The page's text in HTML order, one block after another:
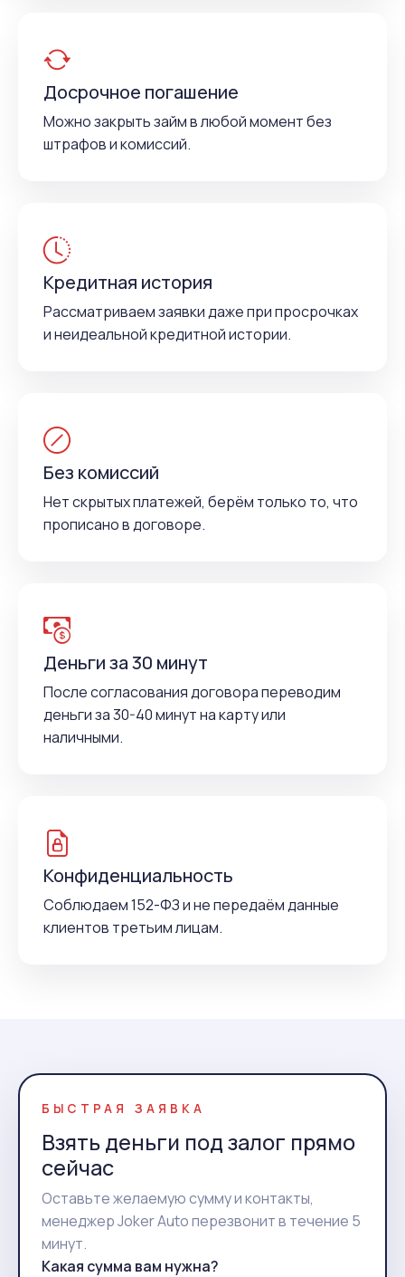
Досрочное погашение
Можно закрыть займ в любой момент без
штрафов и комиссий.
Кредитная история
Рассматриваем заявки даже при просрочках
и неидеальной кредитной истории.
Без комиссий
Нет скрытых платежей, берём только то, что
прописано в договоре.
Деньги за 30 минут
После согласования договора переводим
деньги за 30-40 минут на карту или
наличными.
Конфиденциальность
Соблюдаем 152-ФЗ и не передаём данные
клиентов третьим лицам.
БЫСТРАЯ ЗАЯВКА
Взять деньги под залог прямо
сейчас
Оставьте желаемую сумму и контакты,
менеджер Joker Auto перезвонит в течение 5
минут.
Какая сумма вам нужна?